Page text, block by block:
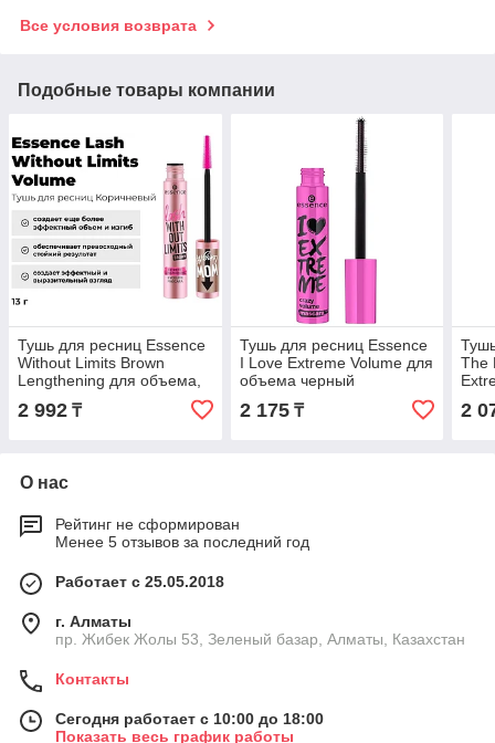
Все условия возврата
Подобные товары компании
Тушь для ресниц Essence
Without Limits Brown
Lengthening для объема,
удлиняющая коричневый
2 992 ₸
Тушь для ресниц Essence
I Love Extreme Volume для
объема черный
2 175₸
The
2
О нас
Рейтинг не сформирован
Менее 5 отзывов за последний год
Работает с 25.05.2018
г. Алматы
пр. Жибек Жолы 53, Зеленый базар, Алматы, Казахстан
Контакты
Сегодня работает с 10:00 до 18:00
Показать весь график работы